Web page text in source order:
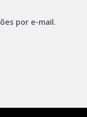
por e-mail.